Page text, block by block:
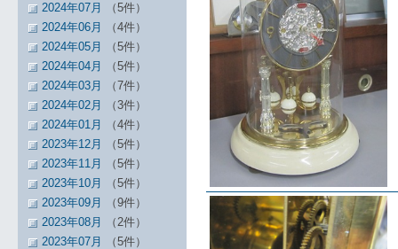
2024年07月
（5件）
2024年06月
（4件）
2024年05月
（5件）
2024年04月
（5件）
2024年03月
（7件）
2024年02月
（3件）
2024年01月
（4件）
2023年12月
（5件）
2023年11月
（5件）
2023年10月
（5件）
2023年09月
（9件）
2023年08月
（2件）
2023年07月
（5件）